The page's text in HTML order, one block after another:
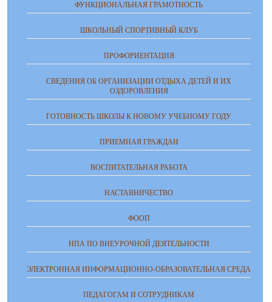
ФУНКЦИОНАЛЬНАЯ ГРАМОТНОСТЬ
ШКОЛЬНЫЙ СПОРТИВНЫЙ КЛУБ
ПРОФОРИЕНТАЦИЯ
СВЕДЕНИЯ ОБ ОРГАНИЗАЦИИ ОТДЫХА ДЕТЕЙ И ИХ
ОЗДОРОВЛЕНИЯ
ГОТОВНОСТЬ ШКОЛЫ К НОВОМУ УЧЕБНОМУ ГОДУ
ПРИЕМНАЯ ГРАЖДАН
ВОСПИТАТЕЛЬНАЯ РАБОТА
НАСТАВНИЧЕСТВО
ФООП
НПА ПО ВНЕУРОЧНОЙ ДЕЯТЕЛЬНОСТИ
ЭЛЕКТРОННАЯ ИНФОРМАЦИОННО-ОБРАЗОВАТЕЛЬНАЯ СРЕДА
ПЕДАГОГАМ И СОТРУДНИКАМ